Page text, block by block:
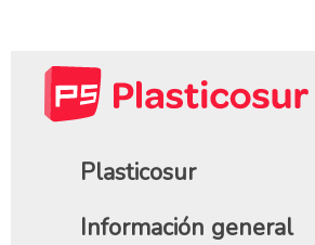
Plasticosur
Información general